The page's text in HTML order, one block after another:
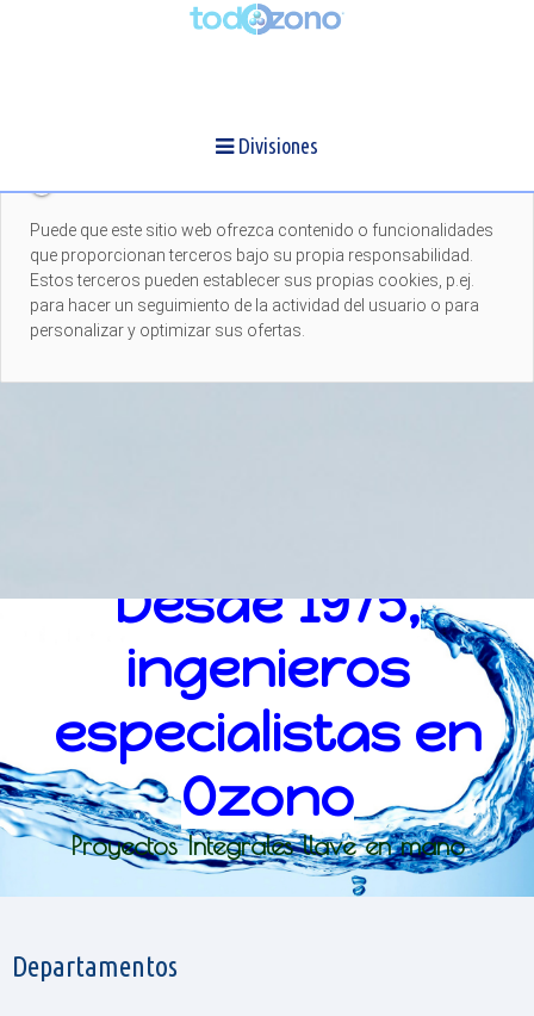
configuración de cookies
Puede que este sitio web ofrezca contenido o funcionalidades
que proporcionan terceros bajo su propia responsabilidad.
Estos terceros pueden establecer sus propias cookies, p.ej.
para hacer un seguimiento de la actividad del usuario o para
personalizar y optimizar sus ofertas.
Desde 1975,
ingenieros
especialistas en
Ozono
Proyectos Integrales llave en mano
Departamentos
Divisiones